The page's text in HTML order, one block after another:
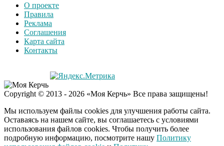
О проекте
Правила
Реклама
Соглашения
Карта сайта
Контакты
Copyright © 2013 - 2026 «Моя Керчь» Все права защищены!
Мы используем файлы cookies для улучшения работы сайта.
Оставаясь на нашем сайте, вы соглашаетесь с условиями
использования файлов cookies. Чтобы получить более
подробную информацию, посмотрите нашу Политику